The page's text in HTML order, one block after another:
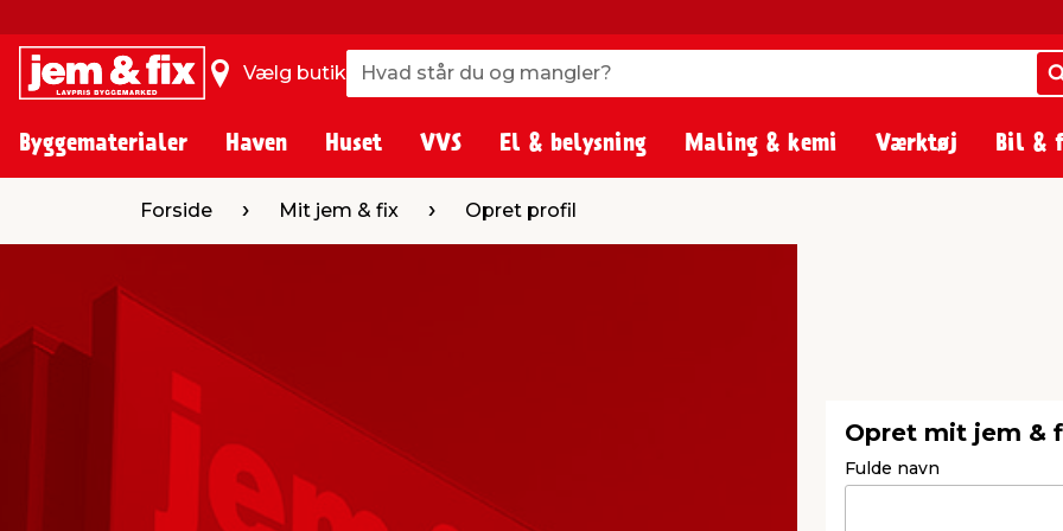
Vælg butik Hvad står du og mangler?
Hvad står du og mangler?
Byggematerialer Haven Huset VVS El & belysning Maling & kemi Værktøj Bil &
Forside Mit jem & fix Opret profil
Opret mit jem &
Fulde navn